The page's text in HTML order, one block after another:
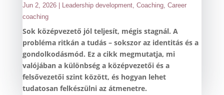
Jun 2, 2026| Leadership development, Coaching, Career
coaching
Sok középvezető jól teljesít, mégis stagnál. A
probléma ritkán a tudás – sokszor az identitás és a
gondolkodásmód. Ez a cikk megmutatja, mi
valójában a különbség a középvezetői és a
felsővezetői szint között, és hogyan lehet
tudatosan felkészülni az átmenetre.